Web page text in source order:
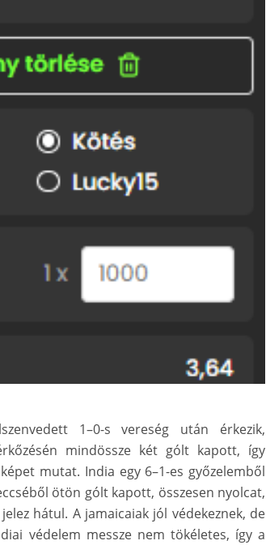
1–0-s vereség után érkezik,
mindössze két gólt kapott, így
mutat. India egy 6–1-es győzelemből
ötön gólt kapott, összesen nyolcat,
hátul. A jamaicaiak jól védekeznek, de
védelem messze nem tökéletes, így a